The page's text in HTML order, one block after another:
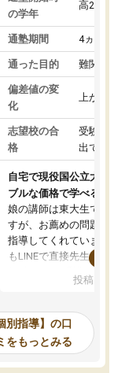
の学年
高2
通塾期間 4ヵ月～1
通った目的 難関私立
偏差値の変
化
上がった
志望校の合
格
受験して
出ていな
自宅で現役国公立大学生
ブルな価格で学べる
娘の講師は東大生では無
すが、お薦めの問題集や
指導してくれています。
もLINEで直接先生に質問
めれるので、個人に合
いなのがあり(有料)、受
ことをどんなスケジュー
くか相談したのですが、
ち期待したものではなく
投稿日：
別指導】の口
をもっとみる